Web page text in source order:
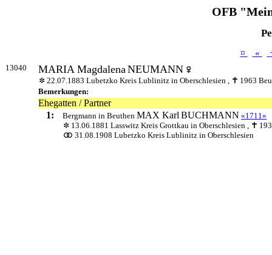
OFB
¤ «
13040 MARIA MagdalenaNEUMANN
22.07.1883 Lubetzko Kreis Lublinitz in Oberschlesien ,
1963
Bemerkungen:
Ehegatten / Partner
1:
Bergmann in Beuthen MAX Karl BUCHMANN «1711»
13.06.1881 Lasswitz Kreis Grottkau in Oberschlesien ,
31.08.1908 Lubetzko Kreis Lublinitz in Oberschlesien